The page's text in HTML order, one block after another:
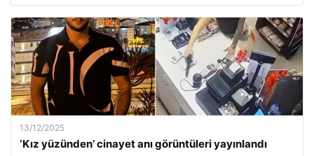
13/12/2025
‘Kız yüzünden’ cinayet anı görüntüleri yayınlandı